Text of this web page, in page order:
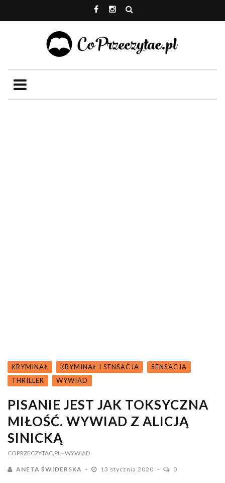
KRYMINAŁ KRYMINAŁ I SENSACJA
SENSACJA
THRILLER
WYWIAD
PISANIE JEST JAK TOKSYCZNA
MIŁOŚĆ. WYWIAD Z ALICJĄ
SINICKĄ
COPRZECZYTAC.PL - WYWIAD
ANETA ŚWIDERSKA 13 stycznia 2020 0